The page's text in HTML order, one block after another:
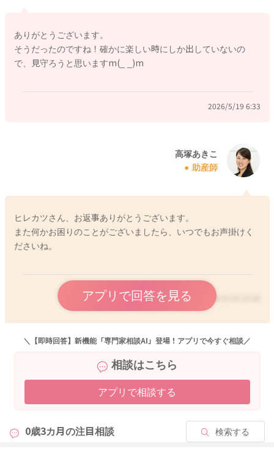
情を表すことができるようにもなってきますので、しばらくは
温かく見守ってあげてくださいね。
何か訴えていたり、お話ししているようであれば、声かけをし
ありがとうございます。
そうだったのですね！確かに楽しい時にしか出していないの
で、見守ろうと思いますm(_ _)m
2026/5/19 6:33
高塚あきこ
助産師
ヒレカツさん、お返事ありがとうございます。
また何かお困りのことがございましたら、いつでもお声掛けく
ださいね。
アプリで回答を見る 2026/5/19 23:28
＼【即時回答】新機能「専門家相談AI」登場！アプリで今すぐ相談／
相談はこちら
アプリで相談する
0歳3カ月の注目相談 検索する